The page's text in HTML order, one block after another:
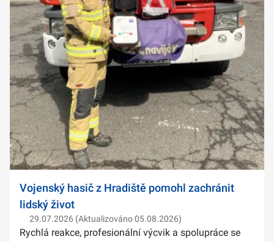
Vojenský hasič z Hradiště pomohl zachránit
lidský život
29.07.2026 (Aktualizováno 05.08.2026)
Rychlá reakce, profesionální výcvik a spolupráce se